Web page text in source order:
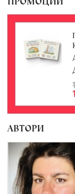
АВТОРИ